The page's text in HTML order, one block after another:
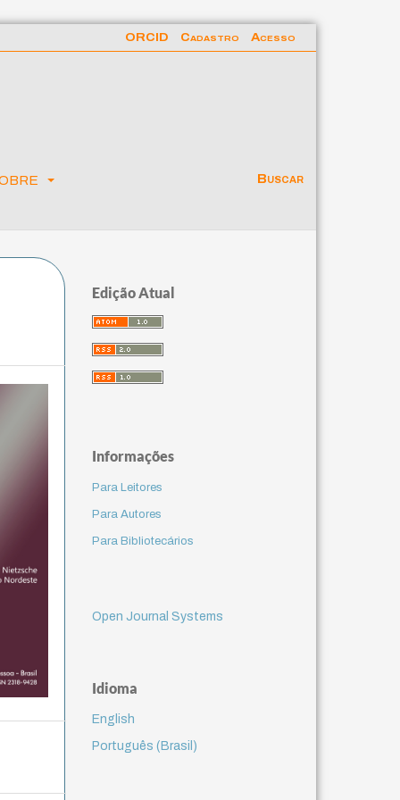
Buscar
ORCID Cadastro Acesso
Edição Atual
Informações
Para Leitores
Para Autores
Para Bibliotecários
Open Journal Systems
Idioma
English
Português (Brasil)